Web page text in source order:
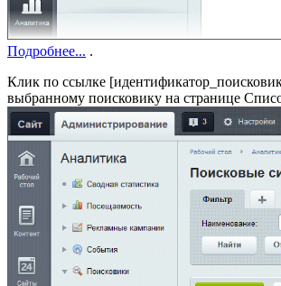
Подробнее... .
Клик по ссылке [
выбранному поисковику на странице